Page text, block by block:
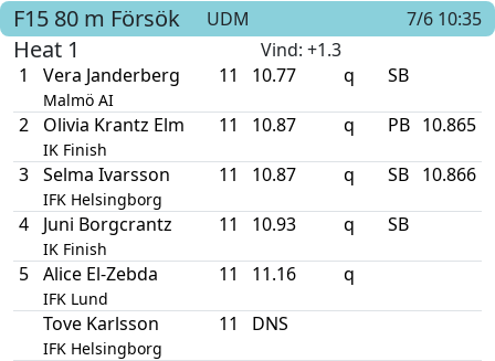
F15 80 m Försök UDM 7/6 10:35
Heat 1 Vind: +1.3
1
Vera Janderberg
Malmö AI
11 10.77 q SB
2 Olivia Krantz Elm
IK Finish
11 10.87 q PB 10.865
3 Selma Ivarsson
IFK Helsingborg
11 10.87 q SB 10.866
4 Juni Borgcrantz
IK Finish
11 10.93 q SB
5 Alice El-Zebda
IFK Lund
11 11.16 q
Tove Karlsson
IFK Helsingborg
11 DNS